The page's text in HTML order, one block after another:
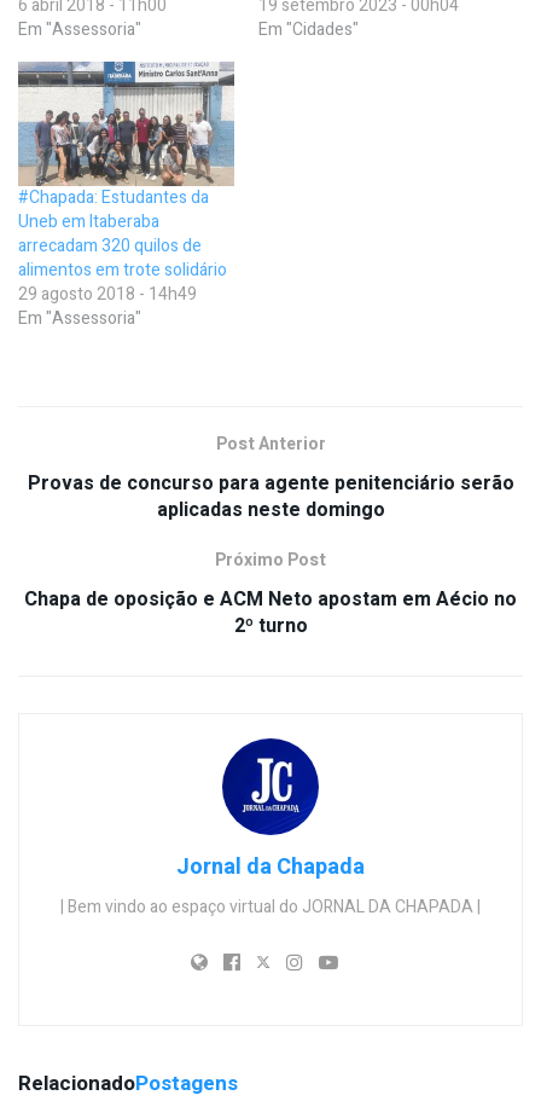
6 abril 2018 - 11h00
Em "Assessoria"
19 setembro 2023 - 00h04
Em "Cidades"
#Chapada: Estudantes da
Uneb em Itaberaba
arrecadam 320 quilos de
alimentos em trote solidário
29 agosto 2018 - 14h49
Em "Assessoria"
Post Anterior
Provas de concurso para agente penitenciário serão
aplicadas neste domingo
Próximo Post
Chapa de oposição e ACM Neto apostam em Aécio no
2º turno
Jornal da Chapada
| Bem vindo ao espaço virtual do JORNAL DA CHAPADA |
RelacionadoPostagens